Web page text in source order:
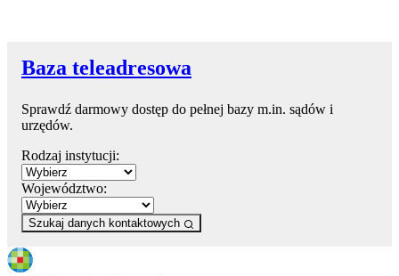
Baza teleadresowa
Sprawdź darmowy dostęp do pełnej bazy m.in. sądów i
urzędów.
Rodzaj instytucji:
Województwo:
Szukaj danych kontaktowych